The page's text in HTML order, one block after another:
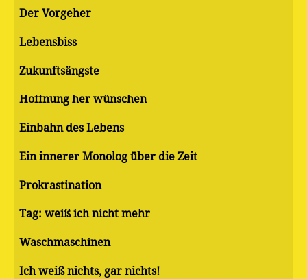
Der Vorgeher
Lebensbiss
Zukunftsängste
Hoffnung her wünschen
Einbahn des Lebens
Ein innerer Monolog über die Zeit
Pro­kras­ti­na­ti­on
Tag: weiß ich nicht mehr
Waschmaschinen
Ich weiß nichts, gar nichts!